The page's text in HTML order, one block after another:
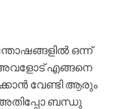
ഒന്ന്
എങ്ങനെ
വേണ്ടി ആരും
അതിപ്പോ ബന്ധു